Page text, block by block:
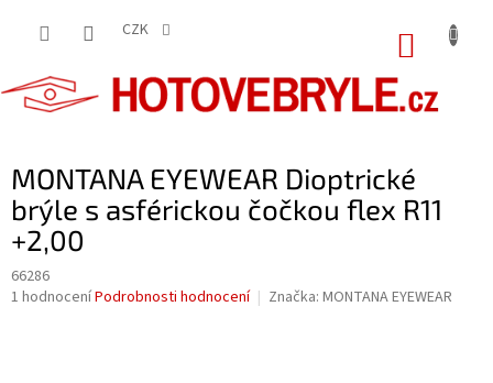
CZK
MONTANA EYEWEAR Dioptrické
brýle s asférickou čočkou flex R11
+2,00
66286
Průměrné
1 hodnoceníPodrobnosti hodnocení Značka: MONTANA EYEWEAR